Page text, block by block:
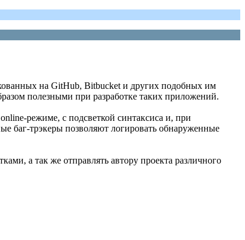
на GitHub, Bitbucket и других подобных им
полезными при разработке таких приложений.
режиме, с подсветкой синтаксиса и, при
баг-трэкеры позволяют логировать обнаруженные
а так же отправлять автору проекта различного